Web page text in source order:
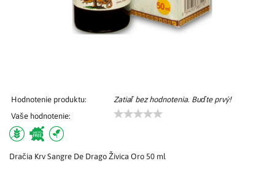
Hodnotenie produktu:
Zatiaľ bez hodnotenia. Buďte prvý!
Vaše hodnotenie:
Dračia Krv Sangre De Drago Živica Oro 50 ml